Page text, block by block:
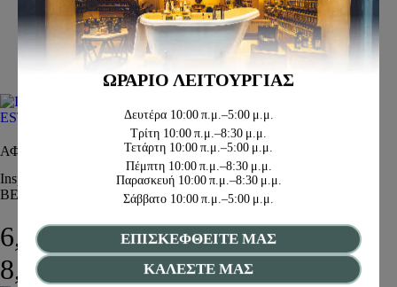
Inspired by LA VIE EST
BELLE
15,00€
ΑΦΡΟΛΟΥΤΡΑ
Inspired by LA VIE EST
BELLE
6,00€ –
8,00
Price range: 6,00€ through
HAND CREAM
Inspired by LA VIE EST
BELLE
7,50€
ΩΡΑΡΙΟ ΛΕΙΤΟΥΡΓΙΑΣ
Δευτέρα 10:00 π.μ.–5:00 μ.μ.
Τρίτη 10:00 π.μ.–8:30 μ.μ.
Τετάρτη 10:00 π.μ.–5:00 μ.μ.
Πέμπτη 10:00 π.μ.–8:30 μ.μ.
Παρασκευή 10:00 π.μ.–8:30 μ.μ.
Σάββατο 10:00 π.μ.–5:00 μ.μ.
ΕΠΙΣΚΕΦΘΕΙΤΕ ΜΑΣ
ΚΑΛΕΣΤΕ ΜΑΣ